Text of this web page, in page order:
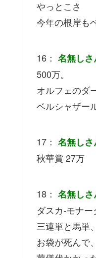
やっとこさ
今年の根岸も
16： 名無し
500万。
オルフェのダ
ベルシャザー
17： 名無し
秋華賞 27万
18： 名無し
ダスカ-モナー
三連単と馬単
お袋が死んで